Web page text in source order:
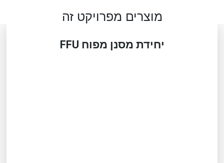
מוצרים מפרויקט זה
יחידת מסנן מפוח FFU